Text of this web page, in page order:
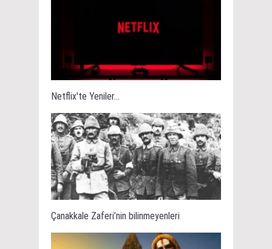
Netflix'te Yeniler...
Çanakkale Zaferi’nin bilinmeyenleri